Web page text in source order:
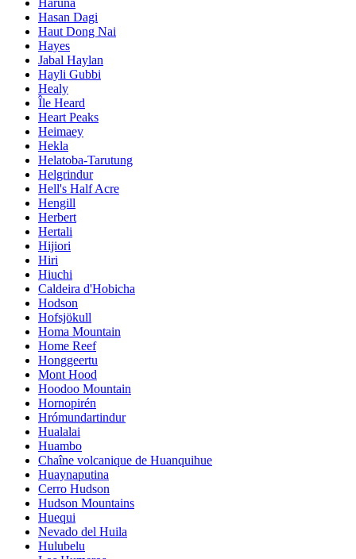
Hasan Dagi
Haut Dong Nai
Hayes
Jabal Haylan
Hayli Gubbi
Healy
Île Heard
Heart Peaks
Heimaey
Hekla
Helatoba-Tarutung
Helgrindur
Hell's Half Acre
Hengill
Herbert
Hertali
Hijiori
Hiri
Hiuchi
Caldeira d'Hobicha
Hodson
Hofsjökull
Homa Mountain
Home Reef
Honggeertu
Mont Hood
Hoodoo Mountain
Hornopirén
Hrómundartindur
Hualalai
Huambo
Chaîne volcanique de Huanquihue
Huaynaputina
Cerro Hudson
Hudson Mountains
Huequi
Nevado del Huila
Hulubelu